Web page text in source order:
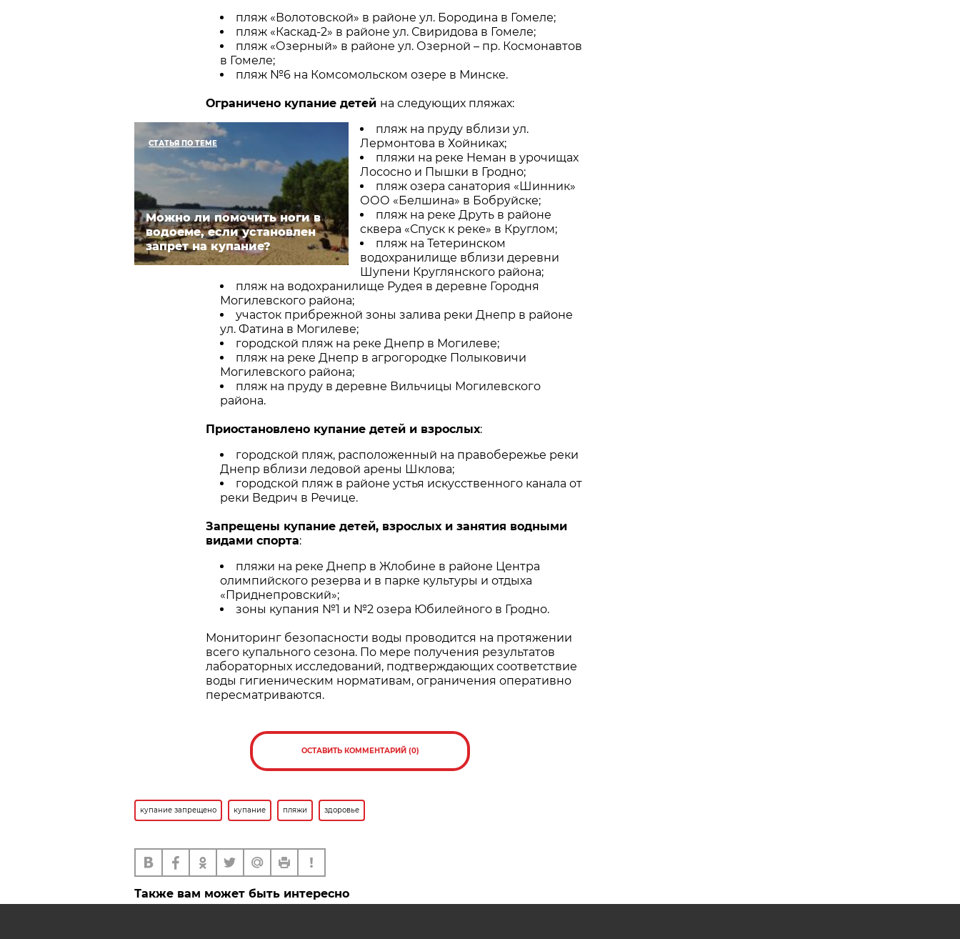
пляж «Волотовской» в районе ул. Бородина в Гомеле;
пляж «Каскад-2» в районе ул. Свиридова в Гомеле;
пляж «Озерный» в районе ул. Озерной – пр. Космонавтов
в Гомеле;
пляж №6 на Комсомольском озере в Минске.
Ограничено купание детей на следующих пляжах:
СТАТЬЯ ПО ТЕМЕ
Можно ли помочить ноги в
водоеме, если установлен
запрет на купание?
пляж на пруду вблизи ул.
Лермонтова в Хойниках;
пляжи на реке Неман в урочищах
Лососно и Пышки в Гродно;
пляж озера санатория «Шинник»
ООО «Белшина» в Бобруйске;
пляж на реке Друть в районе
сквера «Спуск к реке» в Круглом;
пляж на Тетеринском
водохранилище вблизи деревни
Шупени Круглянского района;
пляж на водохранилище Рудея в деревне Городня
Могилевского района;
участок прибрежной зоны залива реки Днепр в районе
ул. Фатина в Могилеве;
городской пляж на реке Днепр в Могилеве;
пляж на реке Днепр в агрогородке Полыковичи
Могилевского района;
пляж на пруду в деревне Вильчицы Могилевского
района.
Приостановлено купание детей и взрослых:
городской пляж, расположенный на правобережье реки
Днепр вблизи ледовой арены Шклова;
городской пляж в районе устья искусственного канала от
реки Ведрич в Речице.
Запрещены купание детей, взрослых и занятия водными
видами спорта:
пляжи на реке Днепр в Жлобине в районе Центра
олимпийского резерва и в парке культуры и отдыха
«Приднепровский»;
зоны купания №1 и №2 озера Юбилейного в Гродно.
Мониторинг безопасности воды проводится на протяжении
всего купального сезона. По мере получения результатов
лабораторных исследований, подтверждающих соответствие
воды гигиеническим нормативам, ограничения оперативно
пересматриваются.
ОСТАВИТЬ КОММЕНТАРИЙ (0)
купание запрещено купание пляжи здоровье
Также вам может быть интересно